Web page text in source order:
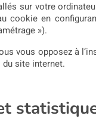
sur votre
cookie en
»).
vous opposez à
du site internet.